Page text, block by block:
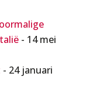
- 14 mei
- 24 januari